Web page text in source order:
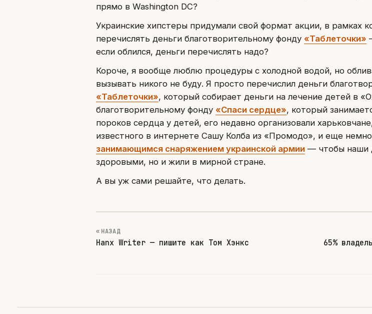
прямо в Washington DC?
Украинские хипстеры придумали свой формат акции, в рамках
перечислять деньги благотворительному фонду «Таблеточки»
если облился, деньги перечислять надо?
Короче, я вообще люблю процедуры с холодной водой, но
вызывать никого не буду. Я просто перечислил деньги
«Таблеточки», который собирает деньги на лечение детей в
благотворительному фонду «Спаси сердце», который
пороков сердца у детей, его недавно организовали
известного в интернете Сашу Колба из «Промодо», и еще
занимающимся снаряжением украинской армии — чтобы наши
здоровыми, но и жили в мирной стране.
А вы уж сами решайте, что делать.
« НАЗАД
Hanx Writer — пишите как Том Хэнкс
65%